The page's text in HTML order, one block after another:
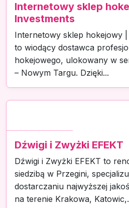
Internetowy sklep
Investments
Internetowy sklep hokejowy
to wiodący dostawca
hokejowego, ulokowany w
– Nowym Targu. Dzięki...
Dźwigi i Zwyżki EFEKT
Dźwigi i Zwyżki EFEKT to
siedzibą w Przegini,
dostarczaniu najwyższej
na terenie Krakowa,